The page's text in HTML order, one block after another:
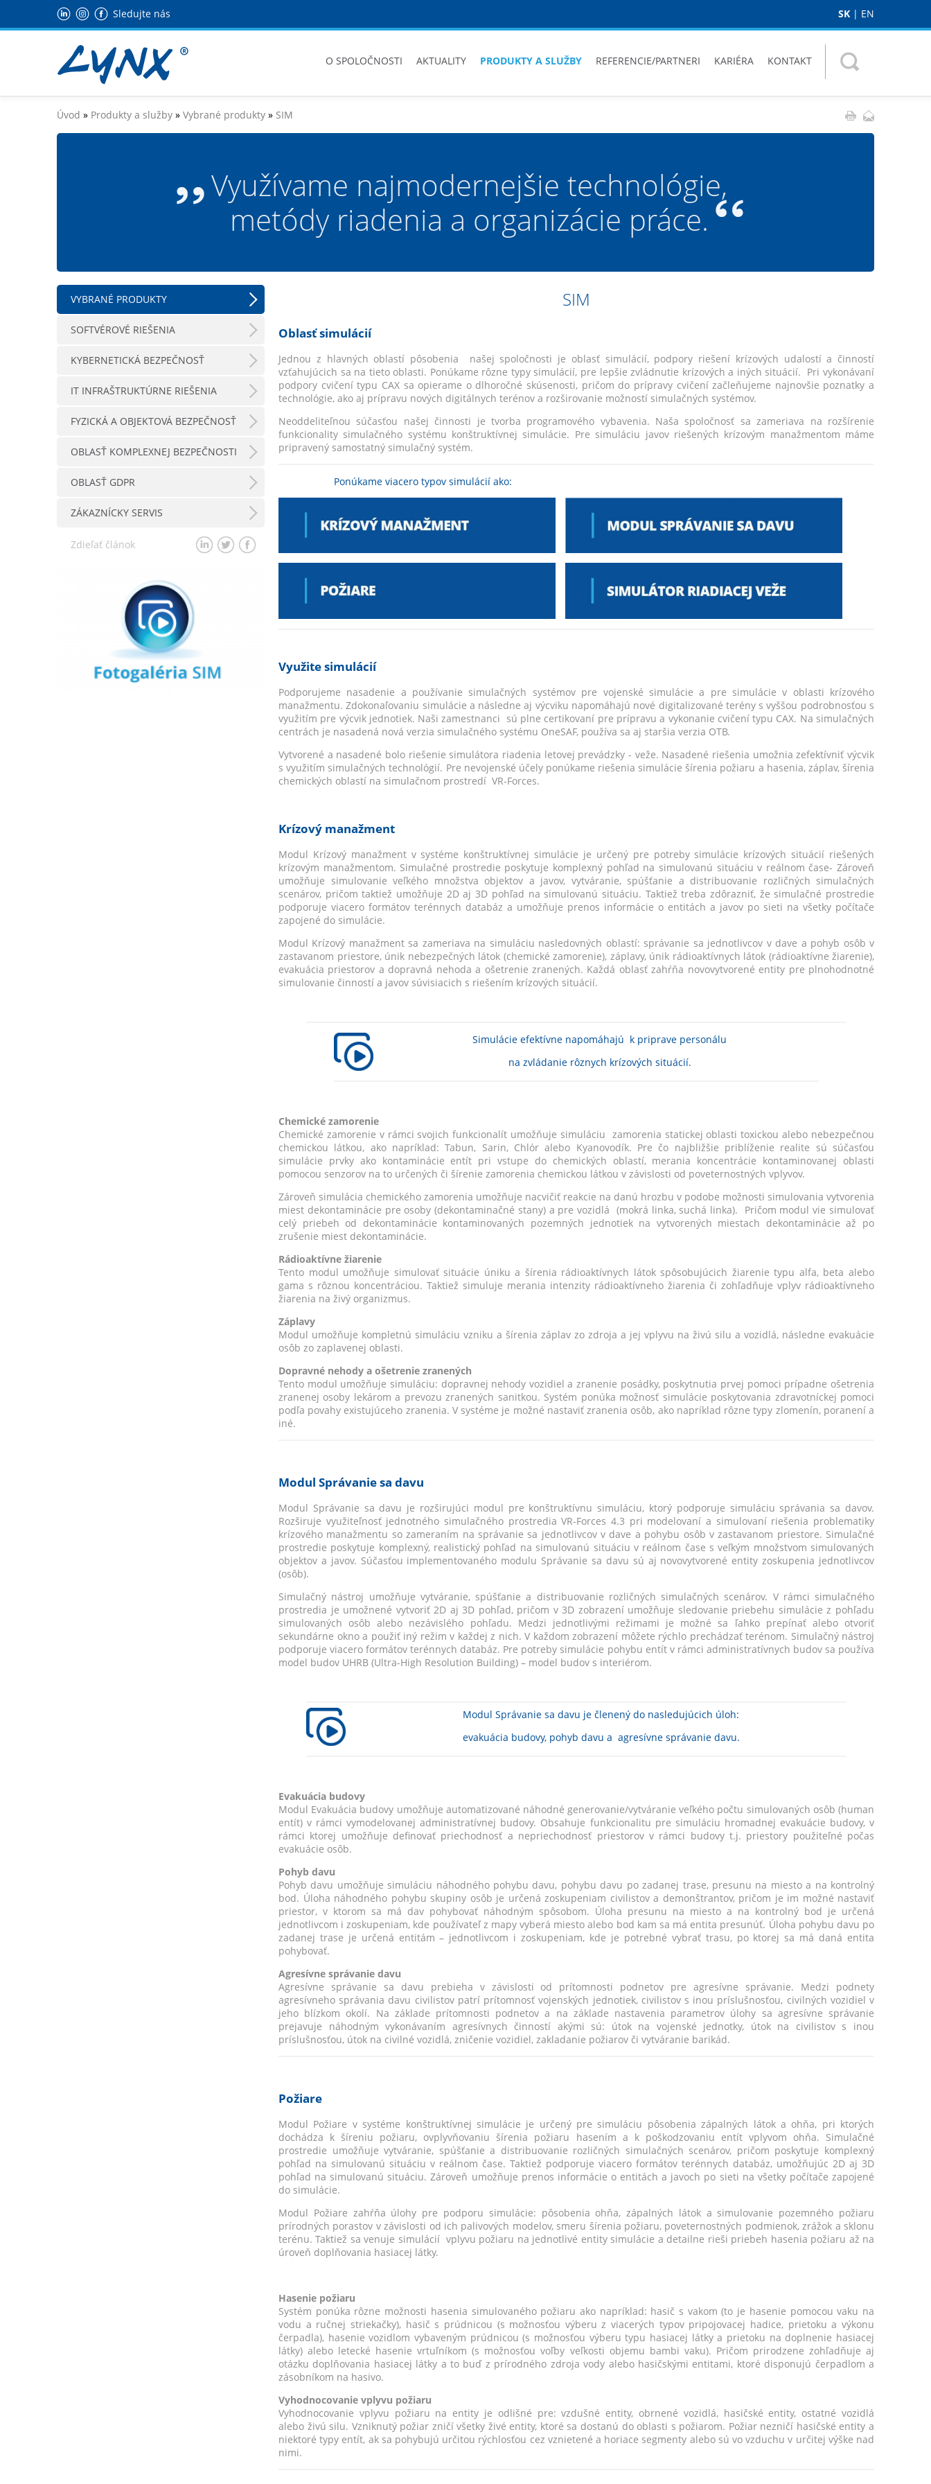
Sledujte nás SK | EN
O SPOLOČNOSTI AKTUALITY PRODUKTY A SLUŽBY REFERENCIE/PARTNERI KARIÉRA KONTAKT
Úvod » Produkty a služby » Vybrané produkty » SIM
Využívame najmodernejšie technológie,
metódy riadenia a organizácie práce.
SIM
Oblasť simulácií
Jednou z hlavných oblastí pôsobenia našej spoločnosti je oblasť simulácií, podpory riešení krízových udalostí a činností
vzťahujúcich sa na tieto oblasti. Ponúkame rôzne typy simulácií, pre lepšie zvládnutie krízových a iných situácií. Pri vykonávaní
podpory cvičení typu CAX sa opierame o dlhoročné skúsenosti, pričom do prípravy cvičení začleňujeme najnovšie poznatky a
technológie, ako aj prípravu nových digitálnych terénov a rozširovanie možností simulačných systémov.
Neoddeliteľnou súčasťou našej činnosti je tvorba programového vybavenia. Naša spoločnosť sa zameriava na rozšírenie
funkcionality simulačného systému konštruktívnej simulácie. Pre simuláciu javov riešených krízovým manažmentom máme
pripravený samostatný simulačný systém.
Ponúkame viacero typov simulácií ako:
Využite simulácií
Podporujeme nasadenie a používanie simulačných systémov pre vojenské simulácie a pre simulácie v oblasti krízového
manažmentu. Zdokonaľovaniu simulácie a následne aj výcviku napomáhajú nové digitalizované terény s vyššou podrobnosťou s
využitím pre výcvik jednotiek. Naši zamestnanci sú plne certikovaní pre prípravu a vykonanie cvičení typu CAX. Na simulačných
centrách je nasadená nová verzia simulačného systému OneSAF, používa sa aj staršia verzia OTB.
Vytvorené a nasadené bolo riešenie simulátora riadenia letovej prevádzky - veže. Nasadené riešenia umožnia zefektívniť výcvik
s využitím simulačných technológií. Pre nevojenské účely ponúkame riešenia simulácie šírenia požiaru a hasenia, záplav, šírenia
chemických oblastí na simulačnom prostredí VR-Forces.
Krízový manažment
Modul Krízový manažment v systéme konštruktívnej simulácie je určený pre potreby simulácie krízových situácií riešených
krízovým manažmentom. Simulačné prostredie poskytuje komplexný pohľad na simulovanú situáciu v reálnom čase- Zároveň
umožňuje simulovanie veľkého množstva objektov a javov, vytváranie, spúšťanie a distribuovanie rozličných simulačných
scenárov, pričom taktiež umožňuje 2D aj 3D pohľad na simulovanú situáciu. Taktiež treba zdôrazniť, že simulačné prostredie
podporuje viacero formátov terénnych databáz a umožňuje prenos informácie o entitách a javov po sieti na všetky počítače
zapojené do simulácie.
Modul Krízový manažment sa zameriava na simuláciu nasledovných oblastí: správanie sa jednotlivcov v dave a pohyb osôb v
zastavanom priestore, únik nebezpečných látok (chemické zamorenie), záplavy, únik rádioaktívnych látok (rádioaktívne žiarenie),
evakuácia priestorov a dopravná nehoda a ošetrenie zranených. Každá oblasť zahŕňa novovytvorené entity pre plnohodnotné
simulovanie činností a javov súvisiacich s riešením krízových situácií.
Simulácie efektívne napomáhajú k priprave personálu
na zvládanie rôznych krízových situácií.
Chemické zamorenie
Chemické zamorenie v rámci svojich funkcionalít umožňuje simuláciu zamorenia statickej oblasti toxickou alebo nebezpečnou
chemickou látkou, ako napríklad: Tabun, Sarin, Chlór alebo Kyanovodík. Pre čo najbližšie priblíženie realite sú súčasťou
simulácie prvky ako kontaminácie entít pri vstupe do chemických oblastí, merania koncentrácie kontaminovanej oblasti
pomocou senzorov na to určených či šírenie zamorenia chemickou látkou v závislosti od poveternostných vplyvov.
Zároveň simulácia chemického zamorenia umožňuje nacvičiť reakcie na danú hrozbu v podobe možnosti simulovania vytvorenia
miest dekontaminácie pre osoby (dekontaminačné stany) a pre vozidlá (mokrá linka, suchá linka). Pričom modul vie simulovať
celý priebeh od dekontaminácie kontaminovaných pozemných jednotiek na vytvorených miestach dekontaminácie až po
zrušenie miest dekontaminácie.
Rádioaktívne žiarenie
Tento modul umožňuje simulovať situácie úniku a šírenia rádioaktívnych látok spôsobujúcich žiarenie typu alfa, beta alebo
gama s rôznou koncentráciou. Taktiež simuluje merania intenzity rádioaktívneho žiarenia či zohľadňuje vplyv rádioaktívneho
žiarenia na živý organizmus.
Záplavy
Modul umožňuje kompletnú simuláciu vzniku a šírenia záplav zo zdroja a jej vplyvu na živú silu a vozidlá, následne evakuácie
osôb zo zaplavenej oblasti.
Dopravné nehody a ošetrenie zranených
Tento modul umožňuje simuláciu: dopravnej nehody vozidiel a zranenie posádky, poskytnutia prvej pomoci prípadne ošetrenia
zranenej osoby lekárom a prevozu zranených sanitkou. Systém ponúka možnosť simulácie poskytovania zdravotníckej pomoci
podľa povahy existujúceho zranenia. V systéme je možné nastaviť zranenia osôb, ako napríklad rôzne typy zlomenín, poranení a
iné.
Modul Správanie sa davu
Modul Správanie sa davu je rozširujúci modul pre konštruktívnu simuláciu, ktorý podporuje simuláciu správania sa davov.
Rozširuje využiteľnosť jednotného simulačného prostredia VR-Forces 4.3 pri modelovaní a simulovaní riešenia problematiky
krízového manažmentu so zameraním na správanie sa jednotlivcov v dave a pohybu osôb v zastavanom priestore. Simulačné
prostredie poskytuje komplexný, realistický pohľad na simulovanú situáciu v reálnom čase s veľkým množstvom simulovaných
objektov a javov. Súčasťou implementovaného modulu Správanie sa davu sú aj novovytvorené entity zoskupenia jednotlivcov
(osôb).
Simulačný nástroj umožňuje vytváranie, spúšťanie a distribuovanie rozličných simulačných scenárov. V rámci simulačného
prostredia je umožnené vytvoriť 2D aj 3D pohľad, pričom v 3D zobrazení umožňuje sledovanie priebehu simulácie z pohľadu
simulovaných osôb alebo nezávislého pohľadu. Medzi jednotlivými režimami je možné sa ľahko prepínať alebo otvoriť
sekundárne okno a použiť iný režim v každej z nich. V každom zobrazení môžete rýchlo prechádzať terénom. Simulačný nástroj
podporuje viacero formátov terénnych databáz. Pre potreby simulácie pohybu entít v rámci administratívnych budov sa používa
model budov UHRB (Ultra-High Resolution Building) – model budov s interiérom.
Modul Správanie sa davu je členený do nasledujúcich úloh:
evakuácia budovy, pohyb davu a agresívne správanie davu.
Evakuácia budovy
Modul Evakuácia budovy umožňuje automatizované náhodné generovanie/vytváranie veľkého počtu simulovaných osôb (human
entít) v rámci vymodelovanej administratívnej budovy. Obsahuje funkcionalitu pre simuláciu hromadnej evakuácie budovy, v
rámci ktorej umožňuje definovať priechodnosť a nepriechodnosť priestorov v rámci budovy t.j. priestory použiteľné počas
evakuácie osôb.
Pohyb davu
Pohyb davu umožňuje simuláciu náhodného pohybu davu, pohybu davu po zadanej trase, presunu na miesto a na kontrolný
bod. Úloha náhodného pohybu skupiny osôb je určená zoskupeniam civilistov a demonštrantov, pričom je im možné nastaviť
priestor, v ktorom sa má dav pohybovať náhodným spôsobom. Úloha presunu na miesto a na kontrolný bod je určená
jednotlivcom i zoskupeniam, kde používateľ z mapy vyberá miesto alebo bod kam sa má entita presunúť. Úloha pohybu davu po
zadanej trase je určená entitám – jednotlivcom i zoskupeniam, kde je potrebné vybrať trasu, po ktorej sa má daná entita
pohybovať.
Agresívne správanie davu
Agresívne správanie sa davu prebieha v závislosti od prítomnosti podnetov pre agresívne správanie. Medzi podnety
agresívneho správania davu civilistov patrí prítomnosť vojenských jednotiek, civilistov s inou príslušnosťou, civilných vozidiel v
jeho blízkom okolí. Na základe prítomnosti podnetov a na základe nastavenia parametrov úlohy sa agresívne správanie
prejavuje náhodným vykonávaním agresívnych činností akými sú: útok na vojenské jednotky, útok na civilistov s inou
príslušnosťou, útok na civilné vozidlá, zničenie vozidiel, zakladanie požiarov či vytváranie barikád.
Požiare
Modul Požiare v systéme konštruktívnej simulácie je určený pre simuláciu pôsobenia zápalných látok a ohňa, pri ktorých
dochádza k šíreniu požiaru, ovplyvňovaniu šírenia požiaru hasením a k poškodzovaniu entít vplyvom ohňa. Simulačné
prostredie umožňuje vytváranie, spúšťanie a distribuovanie rozličných simulačných scenárov, pričom poskytuje komplexný
pohľad na simulovanú situáciu v reálnom čase. Taktiež podporuje viacero formátov terénnych databáz, umožňujúc 2D aj 3D
pohľad na simulovanú situáciu. Zároveň umožňuje prenos informácie o entitách a javoch po sieti na všetky počítače zapojené
do simulácie.
Modul Požiare zahŕňa úlohy pre podporu simulácie: pôsobenia ohňa, zápalných látok a simulovanie pozemného požiaru
prírodných porastov v závislosti od ich palivových modelov, smeru šírenia požiaru, poveternostných podmienok, zrážok a sklonu
terénu. Taktiež sa venuje simulácií vplyvu požiaru na jednotlivé entity simulácie a detailne rieši priebeh hasenia požiaru až na
úroveň doplňovania hasiacej látky.
Hasenie požiaru
Systém ponúka rôzne možnosti hasenia simulovaného požiaru ako napríklad: hasič s vakom (to je hasenie pomocou vaku na
vodu a ručnej striekačky), hasič s prúdnicou (s možnosťou výberu z viacerých typov pripojovacej hadice, prietoku a výkonu
čerpadla), hasenie vozidlom vybaveným prúdnicou (s možnosťou výberu typu hasiacej látky a prietoku na doplnenie hasiacej
látky) alebo letecké hasenie vrtuľníkom (s možnosťou voľby veľkosti objemu bambi vaku). Pričom prirodzene zohľadňuje aj
otázku doplňovania hasiacej látky a to buď z prírodného zdroja vody alebo hasičskými entitami, ktoré disponujú čerpadlom a
zásobníkom na hasivo.
Vyhodnocovanie vplyvu požiaru
Vyhodnocovanie vplyvu požiaru na entity je odlišné pre: vzdušné entity, obrnené vozidlá, hasičské entity, ostatné vozidlá
alebo živú silu. Vzniknutý požiar zničí všetky živé entity, ktoré sa dostanú do oblasti s požiarom. Požiar nezničí hasičské entity a
niektoré typy entít, ak sa pohybujú určitou rýchlosťou cez vznietené a horiace segmenty alebo sú vo vzduchu v určitej výške nad
nimi.
VYBRANÉ PRODUKTY
SOFTVÉROVÉ RIEŠENIA
KYBERNETICKÁ BEZPEČNOSŤ
IT INFRAŠTRUKTÚRNE RIEŠENIA
FYZICKÁ A OBJEKTOVÁ BEZPEČNOSŤ
OBLASŤ KOMPLEXNEJ BEZPEČNOSTI
OBLASŤ GDPR
ZÁKAZNÍCKY SERVIS
Zdieľať článok